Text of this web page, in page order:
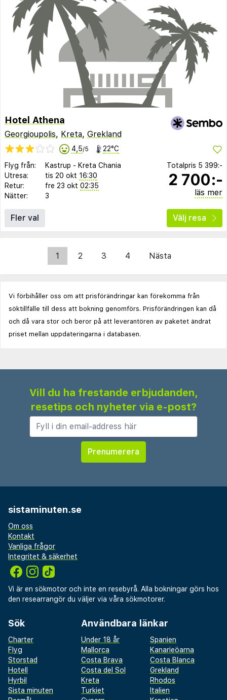
Hotel Athena
Georgioupolis, Kreta, Grekland
4,5/5 22°C
Flyg från: Kastrup - Kreta Chania
Utresa:
tis 20 okt 16:30
Retur:
fre 23 okt 02:35
Nätter:
3
Totalpris 5 399:-
2 700:-
läs mer
Fler val Välj resa
1 2 3 4 Nästa
Vi förbihåller oss om att prisförändringar kan förekomma från
söktillfälle till dess att bokning genomförs. Prisförändringen kan då
och då vara stor och beror på att leverantören av paketet ändrat
priset mellan uppdateringarna i databasen.
Vill du ha frestande erbjudanden,
resetips och nyheter via e-post?
sistaminuten.se
Om oss
Kontakt
Vanliga frågor
Integritet & säkerhet
Vi är en sökmotor och inte en resebyrå. Alla bokningar görs hos
den researrangör du väljer via våra sökmotorer.
Sök
Charter
Flyg
Storstad
Hotell
Hyrbil
Sista minuten
Användbara länkar
Under 18 år
Spanien
Mallorca
Kanarieöarna
Costa Brava
Costa Blanca
Costa del Sol
Grekland
Kreta
Rhodos
Turkiet
Italien